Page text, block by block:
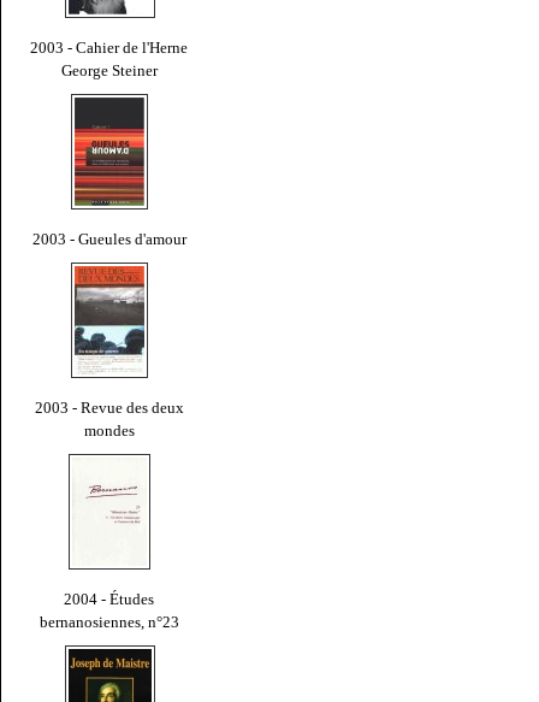
2003 - Cahier de l'Herne
George Steiner
2003 - Gueules d'amour
2003 - Revue des deux
mondes
2004 - Études
bernanosiennes, n°23